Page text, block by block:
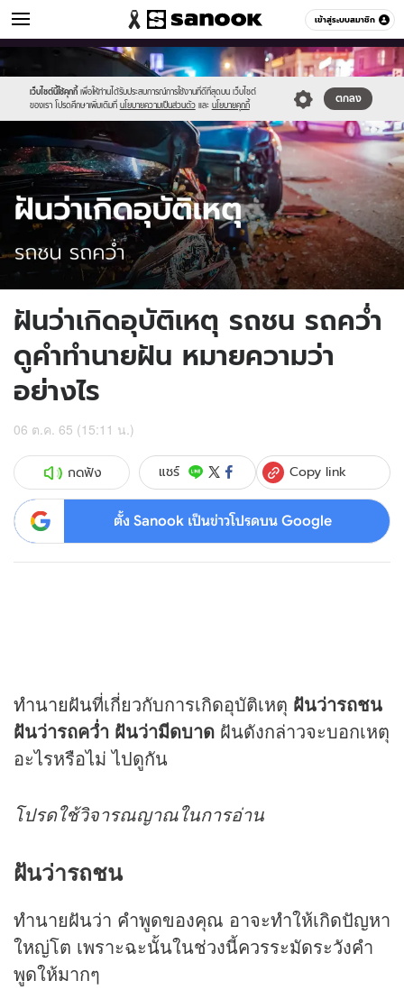
เข้าสู่ระบบสมาชิก
ดูดวง หมวดอื่นๆ
เว็บไซต์นี้ใช้คุกกี้ เพื่อให้ท่านได้รับประสบการณ์การใช้งานที่ดีที่สุดบน เว็บไซต์
ของเรา โปรดศึกษาเพิ่มเติมที่ นโยบายความเป็นส่วนตัว และ นโยบายคุกกี้
ตกลง
Sanook
//s.isanook.com/sr/0/images/logo-
new-
sanook.png
//s.isanook.com/ho/0/ud/42/211649/411041.jpg
ฝันว่าเกิดอุบัติเหตุ รถชน รถคว่ำ
ดูคำทำนายฝัน หมายความว่า
อย่างไร
06 ต.ค. 65 (15:11 น.)
กดฟัง แชร์ Copy link
ตั้ง Sanook เป็นข่าวโปรดบน Google
ทำนายฝันที่เกี่ยวกับการเกิดอุบัติเหตุ ฝันว่ารถชน
ฝันว่ารถคว่ำ ฝันว่ามีดบาด ฝันดังกล่าวจะบอกเหตุ
อะไรหรือไม่ ไปดูกัน
โปรดใช้วิจารณญาณในการอ่าน
ฝันว่ารถชน
ทำนายฝันว่า คำพูดของคุณ อาจะทำให้เกิดปัญหา
ใหญ่โต เพราะฉะนั้นในช่วงนี้ควรระมัดระวังคำ
พูดให้มากๆ